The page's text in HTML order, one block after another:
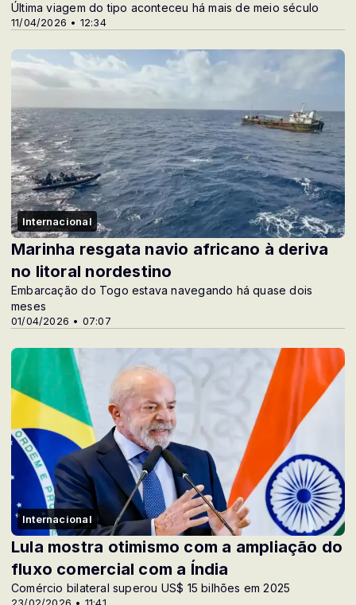
11/04/2026 • 12:34
Última viagem do tipo aconteceu há mais de meio século
Internacional
01/04/2026 • 07:07
Marinha resgata navio africano à deriva
no litoral nordestino
Embarcação do Togo estava navegando há quase dois
meses
Internacional
Lula mostra otimismo com a ampliação do
fluxo comercial com a Índia
Comércio bilateral superou US$ 15 bilhões em 2025